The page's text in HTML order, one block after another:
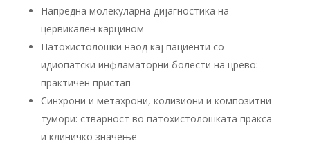
Напредна молекуларна дијагностика на
цервикален карцином
Патохистолошки наод кај пациенти со
идиопатски инфламаторни болести на црево:
практичен пристап
Синхрони и метахрони, колизиони и композитни
тумори: стварност во патохистолошката пракса
и клиничко значење